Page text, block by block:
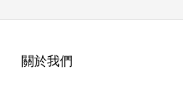
關於我們